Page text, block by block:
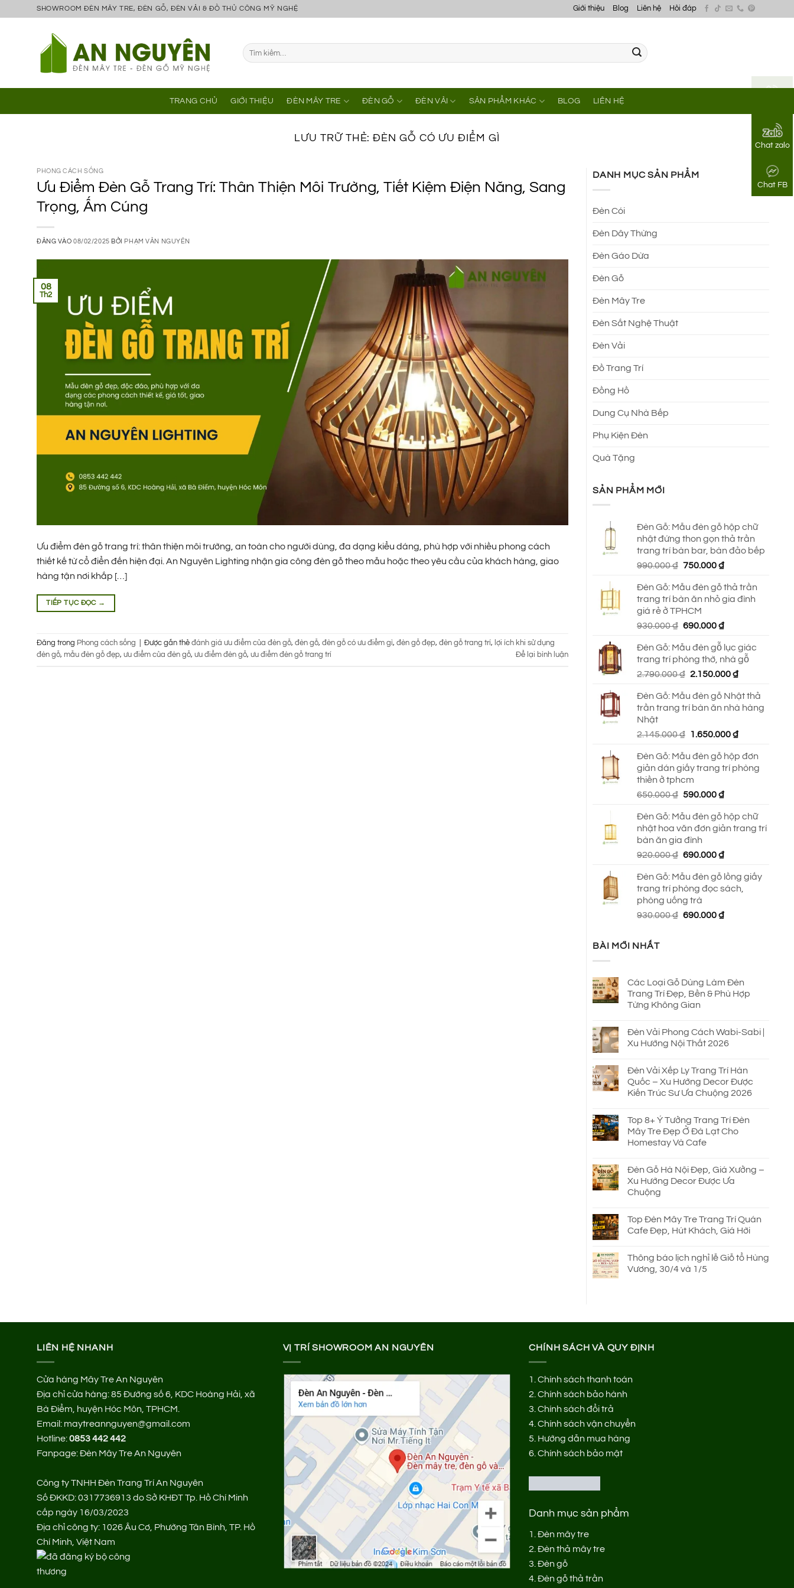
Chat zalo
Chat FB
SHOWROOM ĐÈN MÂY TRE, ĐÈN GỖ, ĐÈN VẢI & ĐỒ THỦ CÔNG MỸ NGHỆ Giới thiệu Blog Liên hệ Hỏi đáp
Tìm
kiếm:
TRANG CHỦ GIỚI THIỆU ĐÈN MÂY TRE ĐÈN GỖ ĐÈN VẢI SẢN PHẨM KHÁC BLOG LIÊN HỆ
LƯU TRỮ THẺ:ĐÈN GỖ CÓ ƯU ĐIỂM GÌ
PHONG CÁCH SỐNG
Ưu Điểm Đèn Gỗ Trang Trí: Thân Thiện Môi Trường, Tiết Kiệm Điện Năng, Sang
Trọng, Ấm Cúng
ĐĂNG VÀO08/02/2025 BỞI PHẠM VĂN NGUYÊN
08
Th2
Ưu điểm đèn gỗ trang trí: thân thiện môi trường, an toàn cho người dùng, đa dạng kiểu dáng, phù hợp với nhiều phong cách
thiết kế từ cổ điển đến hiện đại. An Nguyên Lighting nhận gia công đèn gỗ theo mẫu hoặc theo yêu cầu của khách hàng, giao
hàng tận nơi khắp […]
TIẾP TỤC ĐỌC →
Đăng trong Phong cách sống Được gắn thẻ đánh giá ưu điểm của đèn gỗ, đèn gỗ, đèn gỗ có ưu điểm gì, đèn gỗ đẹp, đèn gỗ trang trí, lợi ích khi sử dụng
đèn gỗ, mẫu đèn gỗ đẹp, ưu điểm của đèn gỗ, ưu điểm đèn gỗ, ưu điểm đèn gỗ trang trí Để lại bình luận
DANH MỤC SẢN PHẨM
Đèn Cói
Đèn Dây Thừng
Đèn Gáo Dừa
Đèn Gỗ
Đèn Mây Tre
Đèn Sắt Nghệ Thuật
Đèn Vải
Đồ Trang Trí
Đồng Hồ
Dung Cụ Nhà Bếp
Phụ Kiện Đèn
Quà Tặng
SẢN PHẨM MỚI
Đèn Gỗ: Mẫu đèn gỗ hộp chữ
nhật đứng thon gọn thả trần
trang trí bàn bar, bàn đảo bếp
990.000₫ Giá
là:
990.000 ₫.
750.000₫Giá
tại
là:
Đèn Gỗ: Mẫu đèn gỗ thả trần
trang trí bàn ăn nhỏ gia đình
giá rẻ ở TPHCM
930.000₫ Giá
là:
930.000 ₫.
690.000₫Giá
tại
là:
690.000 ₫.
Đèn Gỗ: Mẫu đèn gỗ lục giác
trang trí phòng thờ, nhà gỗ
2.790.000₫ Giá
là:
2.790.000 ₫.
2.150.000₫Giá
tại
là:
Đèn Gỗ: Mẫu đèn gỗ Nhật thả
trần trang trí bàn ăn nhà hàng
Nhật
2.145.000₫
Giá
là:
2.145.000 ₫.
1.650.000₫Giá
tại
là:
Đèn Gỗ: Mẫu đèn gỗ hộp đơn
giản dán giấy trang trí phòng
thiền ở tphcm
650.000₫ Giá
là:
650.000 ₫.
590.000₫Giá
tại
là:
Đèn Gỗ: Mẫu đèn gỗ hộp chữ
nhật hoa văn đơn giản trang trí
bàn ăn gia đình
920.000₫ Giá
là:
920.000 ₫.
690.000₫Giá
tại
là:
Đèn Gỗ: Mẫu đèn gỗ lồng giấy
trang trí phòng đọc sách,
phòng uống trà
930.000₫ Giá
690.000₫Giá
BÀI MỚI NHẤT
Các Loại Gỗ Dùng Làm Đèn
Trang Trí Đẹp, Bền & Phù Hợp
Từng Không Gian
Đèn Vải Phong Cách Wabi-Sabi |
Xu Hướng Nội Thất 2026
Đèn Vải Xếp Ly Trang Trí Hàn
Quốc – Xu Hướng Decor Được
Kiến Trúc Sư Ưa Chuộng 2026
Top 8+ Ý Tưởng Trang Trí Đèn
Mây Tre Đẹp Ở Đà Lạt Cho
Homestay Và Cafe
Đèn Gỗ Hà Nội Đẹp, Giá Xưởng –
Xu Hướng Decor Được Ưa
Chuộng
Top Đèn Mây Tre Trang Trí Quán
Cafe Đẹp, Hút Khách, Giá Hời
Thông báo lịch nghỉ lễ Giỗ tổ Hùng
Vương, 30/4 và 1/5
LIÊN HỆ NHANH
Cửa hàng Mây Tre An Nguyên
Địa chỉ cửa hàng:85 Đường số 6, KDC Hoàng Hải, xã
Bà Điểm, huyện Hóc Môn, TPHCM.
Email: maytreannguyen@gmail.com
Hotline:0853 442 442
Fanpage:Đèn Mây Tre An Nguyên
Công ty TNHH Đèn Trang Trí An Nguyên
Số ĐKKD: 0317736913 do Sở KHĐT Tp. Hồ Chí Minh
cấp ngày 16/03/2023
Địa chỉ công ty: 1026 Âu Cơ, Phường Tân Bình, TP. Hồ
Chí Minh, Việt Nam
VỊ TRÍ SHOWROOM AN NGUYÊN CHÍNH SÁCH VÀ QUY ĐỊNH
1.Chính sách thanh toán
2.Chính sách bảo hành
3.Chính sách đổi trả
4.Chính sách vận chuyển
5. Hướng dẫn mua hàng
6.Chính sách bảo mật
Danh mục sản phẩm
1.Đèn mây tre
2.Đèn thả mây tre
3.Đèn gỗ
4.Đèn gỗ thả trần